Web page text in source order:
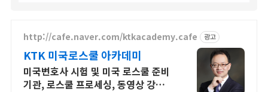
http://cafe.naver.com/ktkacademy.cafe 광고
KTK 미국로스쿨 아카데미
미국변호사 시험 및 미국 로스쿨 준비
기관, 로스쿨 프로세싱, 동영상 강의